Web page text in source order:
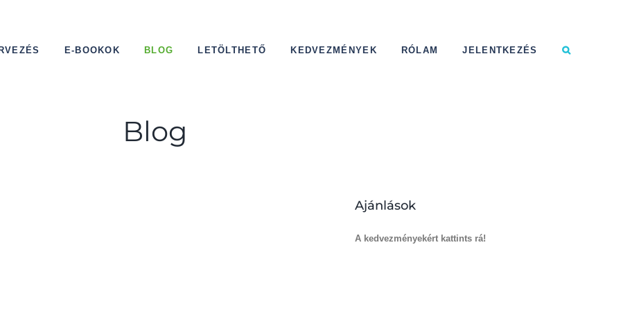
E-BOOKOK BLOG LETÖLTHETŐ KEDVEZMÉNYEK RÓLAM JELENTKEZÉS
Blog
Ajánlások
A kedvezményekért kattints rá!